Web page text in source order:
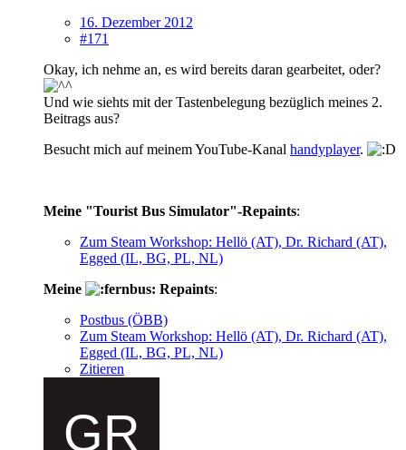
16. Dezember 2012
#171
Okay, ich nehme an, es wird bereits daran gearbeitet, oder?
Und wie siehts mit der Tastenbelegung bezüglich meines 2.
Beitrags aus?
Besucht mich auf meinem YouTube-Kanal handyplayer.
Meine "Tourist Bus Simulator"-Repaints:
Zum Steam Workshop: Hellö (AT), Dr. Richard (AT),
Egged (IL, BG, PL, NL)
Meine
Repaints:
Postbus (ÖBB)
Zum Steam Workshop: Hellö (AT), Dr. Richard (AT),
Egged (IL, BG, PL, NL)
Zitieren